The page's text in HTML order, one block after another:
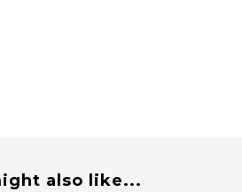
also like...